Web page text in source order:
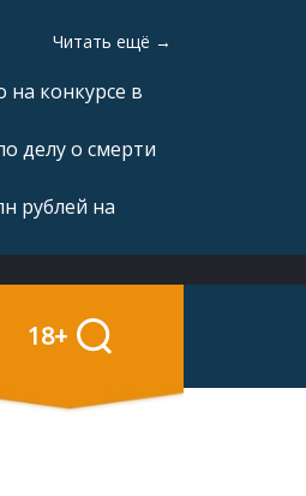
Читать ещё →
конкурсе в
делу о смерти
рублей на
18+